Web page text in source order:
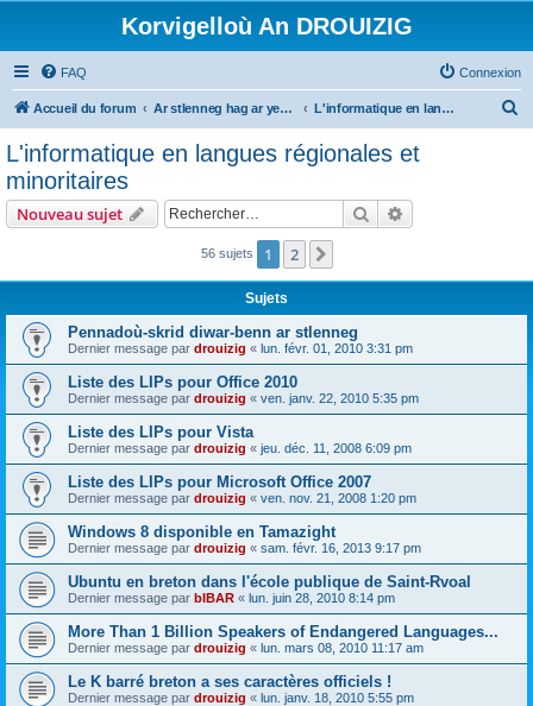
Korvigelloù An DROUIZIG
FAQ Connexion
Accueil du forum Ar stlenneg hag ar yezhoù bihan er bed a-bezh L'informatique en langues régionales et minoritaires
c
r
L'informatique en langues régionales et
minoritaires
Nouveau sujet Rechercher
56 sujets 1 2
Sujets
Pennadoù-skrid diwar-benn ar stlenneg
Dernier message par drouizig « lun. févr. 01, 2010 3:31 pm
Liste des LIPs pour Office 2010
Dernier message par drouizig « ven. janv. 22, 2010 5:35 pm
Liste des LIPs pour Vista
Dernier message par drouizig « jeu. déc. 11, 2008 6:09 pm
Liste des LIPs pour Microsoft Office 2007
Dernier message par drouizig « ven. nov. 21, 2008 1:20 pm
Windows 8 disponible en Tamazight
Dernier message par drouizig « sam. févr. 16, 2013 9:17 pm
Ubuntu en breton dans l'école publique de Saint-Rvoal
Dernier message par bIBAR « lun. juin 28, 2010 8:14 pm
More Than 1 Billion Speakers of Endangered Languages...
Dernier message par drouizig « lun. mars 08, 2010 11:17 am
Le K barré breton a ses caractères officiels !
Dernier message par drouizig « lun. janv. 18, 2010 5:55 pm